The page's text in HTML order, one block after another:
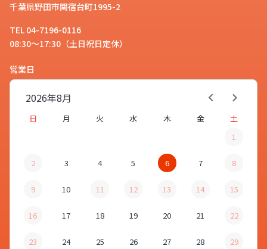
千葉県野田市関宿台町1995-2
TEL 04-7196-0116
08:30～17:30（土日祝日定休）
営業日
8月
2026年
日 月 火 水 木 金
土
1
2 3 4 5 6 7 8
9 10 11 12 13 14 15
16 17 18 19 20 21 22
23 24 25 26 27 28 29